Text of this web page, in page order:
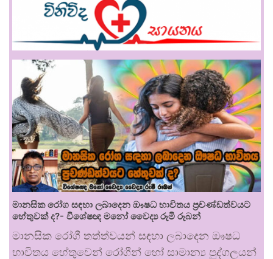
මානසික රෝග සඳහා ලබාදෙන ඖෂධ භාවිතය ප්‍රචණ්ඩත්වයට
හේතුවක් ද?- විශේෂඥ මනෝ වෛද්‍ය රූමි රූබන්
මානසික රෝගී තත්ත්වයන් සඳහා ලබාදෙන ඖෂධ
භාවිතය හේතුවෙන් රෝගීන් හෝ සාමාන්‍ය පුද්ගලයන්